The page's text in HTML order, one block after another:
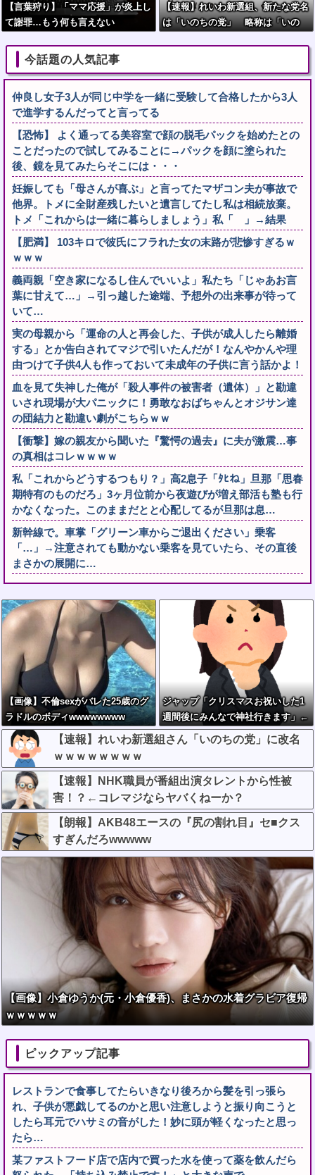
【言葉狩り】「ママ応援」が炎上し
て謝罪…もう何も言えない
【速報】れいわ新選組、新たな党名
は「いのちの党」 略称は「いの
今話題の人気記事
仲良し女子3人が同じ中学を一緒に受験して合格したから3人
で進学するんだってと言ってる
【恐怖】 よく通ってる美容室で顔の脱毛パックを始めたとの
ことだったので試してみることに→パックを顔に塗られた
後、鏡を見てみたらそこには・・・
妊娠しても「母さんが喜ぶ」と言ってたマザコン夫が事故で
他界。トメに全財産残したいと遺言してたし私は相続放棄。
トメ「これからは一緒に暮らしましょう」私「 」→結果
【肥満】 103キロで彼氏にフラれた女の末路が悲惨すぎるｗ
ｗｗｗ
義両親「空き家になるし住んでいいよ」私たち「じゃあお言
葉に甘えて…」→引っ越した途端、予想外の出来事が待って
いて…
実の母親から「運命の人と再会した、子供が成人したら離婚
する」とか告白されてマジで引いたんだが！なんやかんや理
由つけて子供4人も作っておいて未成年の子供に言う話かよ！
血を見て失神した俺が「殺人事件の被害者（遺体）」と勘違
いされ現場が大パニックに！勇敢なおばちゃんとオジサン達
の団結力と勘違い劇がこちらｗｗ
【衝撃】嫁の親友から聞いた『驚愕の過去』に夫が激震…事
の真相はコレｗｗｗｗ
私「これからどうするつもり？」高2息子「ﾀﾋね」旦那「思春
期特有のものだろ」3ヶ月位前から夜遊びが増え部活も塾も行
かなくなった。このままだとと心配してるが旦那は息…
新幹線で。車掌「グリーン車からご退出ください」乗客
「…」→注意されても動かない乗客を見ていたら、その直後
まさかの展開に…
【画像】不倫sexがバレた25歳のグ
ラドルのボディwwwwwwww
ジャップ「クリスマスお祝いした1
週間後にみんなで神社行きます」←
これ
【速報】れいわ新選組さん「いのちの党」に改名
ｗｗｗｗｗｗｗｗ
【速報】NHK職員が番組出演タレントから性被
害！？←コレマジならヤバくねーか？
【朗報】AKB48エースの『尻の割れ目』セ■クス
すぎんだろwwwww
【画像】小倉ゆうか(元・小倉優香)、まさかの水着グラビア復帰
ｗｗｗｗｗ
ピックアップ記事
レストランで食事してたらいきなり後ろから髪を引っ張ら
れ、子供が悪戯してるのかと思い注意しようと振り向こうと
したら耳元でハサミの音がした！妙に頭が軽くなったと思っ
たら…
某ファストフード店で店内で買った水を使って薬を飲んだら